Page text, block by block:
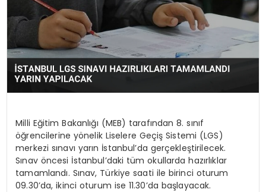
SPOR
SAĞLIK
Milli Eğitim Bakanlığı (MEB) tarafından 8. sınıf
öğrencilerine yönelik Liselere Geçiş Sistemi (LGS)
merkezi sınavı yarın İstanbul’da gerçekleştirilecek.
Sınav öncesi İstanbul’daki tüm okullarda hazırlıklar
tamamlandı. Sınav, Türkiye saati ile birinci oturum
09.30’da, ikinci oturum ise 11.30’da başlayacak.